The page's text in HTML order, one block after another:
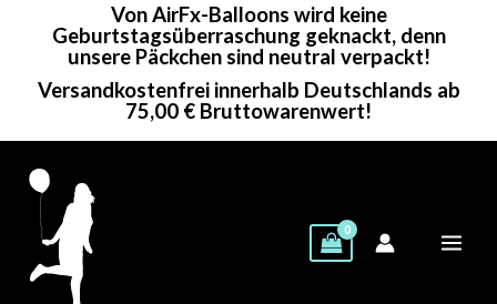
Von AirFx-Balloons wird keine
Geburtstagsüberraschung geknackt, denn
unsere Päckchen sind neutral verpackt!
Versandkostenfrei innerhalb Deutschlands ab
75,00 € Bruttowarenwert!